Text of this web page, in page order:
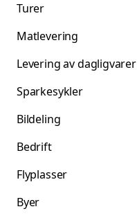
Turer
Matlevering
Levering av dagligvarer
Sparkesykler
Bildeling
Bedrift
Flyplasser
Byer